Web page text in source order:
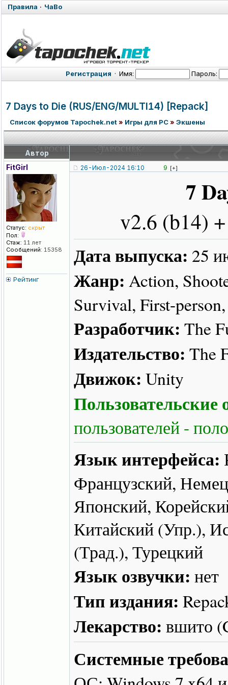
Правила · ЧаВо
Регистрация · Имя: Пароль:
7 Days to Die (RUS/ENG/MULTI14) [Repack]
Список форумов Tapochek.net» Игры для PC» Экшены
Автор
FitGirl
Статус: скрыт
Пол:
Стаж: 11 лет
Сообщений: 15358
Рейтинг
26-Июл-2024 16:10 9 [+]
7
v2.6 (b14)
Дата выпуска: 25
Жанр: Action,
Survival, First-
Разработчик: The
Издательство: The
Движок: Unity
Пользовательские
пользователей -
Язык интерфейса:
Французский,
Японский,
Китайский (Упр.),
(Трад.), Турецкий
Язык озвучки: нет
Тип издания:
Лекарство: вшито
Системные